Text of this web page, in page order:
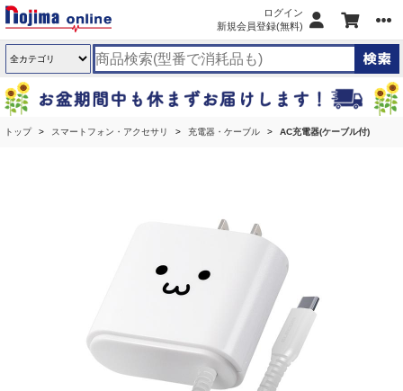
ログイン
新規会員登録(無料)
トップ スマートフォン・アクセサリ 充電器・ケーブル AC充電器(ケーブル付)